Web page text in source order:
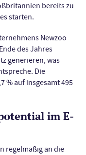
bereits zu
starten.
Newzoo
des Jahres
generieren, was
Die
% auf insgesamt 495
im E-
regelmäßig an die